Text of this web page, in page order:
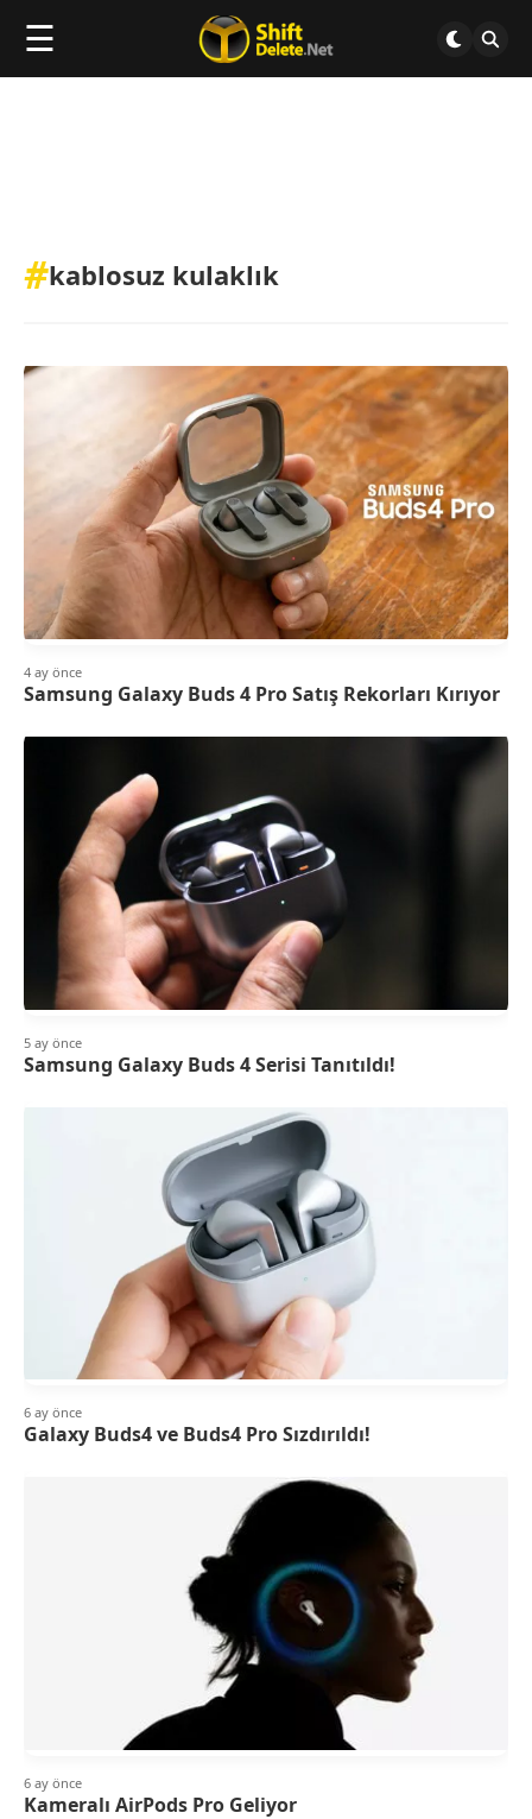
☰
#kablosuz kulaklık
4 ay önce
Samsung Galaxy Buds 4 Pro Satış Rekorları Kırıyor
5 ay önce
Samsung Galaxy Buds 4 Serisi Tanıtıldı!
6 ay önce
Galaxy Buds4 ve Buds4 Pro Sızdırıldı!
6 ay önce
Kameralı AirPods Pro Geliyor